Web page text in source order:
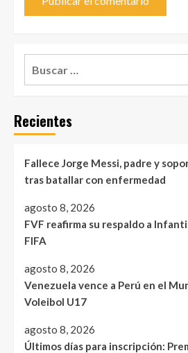
Recientes
Fallece Jorge Messi, padre y
tras batallar con enfermedad
agosto 8, 2026
FVF reafirma su respaldo a
FIFA
agosto 8, 2026
Venezuela vence a Perú en el
Voleibol U17
agosto 8, 2026
Últimos días para inscripción: